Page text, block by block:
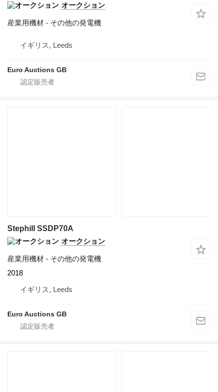
オークション
産業用機材 - その他の発電機
イギリス, Leeds
Euro Auctions GB
Stephill SSDP70A
オークション
産業用機材 - その他の発電機
2018
イギリス, Leeds
Euro Auctions GB